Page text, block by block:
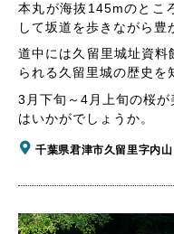
本丸が海抜145mのとこ
して坂道を歩きながら豊
道中には久留里城址資料
られる久留里城の歴史を
3月下旬～4月上旬の桜
はいかがでしょうか。
千葉県君津市久留里字内山